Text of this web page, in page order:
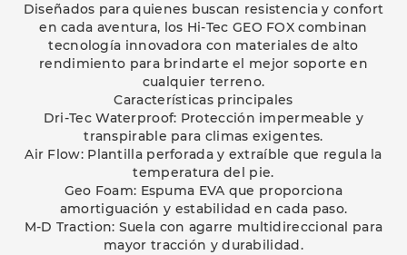
Diseñados para quienes buscan resistencia y confort
en cada aventura, los Hi-Tec GEO FOX combinan
tecnología innovadora con materiales de alto
rendimiento para brindarte el mejor soporte en
cualquier terreno.
Características principales
Dri-Tec Waterproof: Protección impermeable y
transpirable para climas exigentes.
Air Flow: Plantilla perforada y extraíble que regula la
temperatura del pie.
Geo Foam: Espuma EVA que proporciona
amortiguación y estabilidad en cada paso.
M-D Traction: Suela con agarre multidireccional para
mayor tracción y durabilidad.